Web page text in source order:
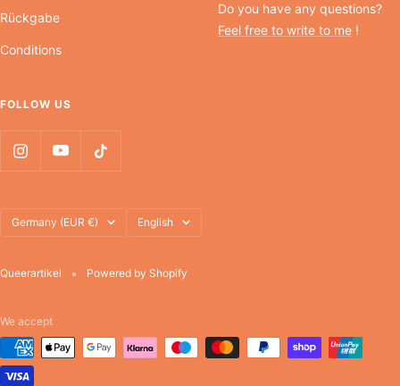
Rückgabe
Conditions
Do you have any questions?
Feel free to write to me !
FOLLOW US
Country/region
Germany (EUR €) Language
English
Queerartikel Powered by Shopify
We accept